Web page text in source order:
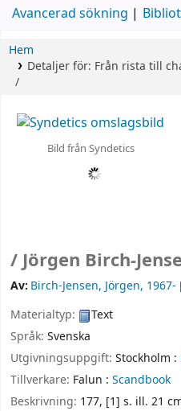
Avancerad sökning
Hem
Detaljer för: Från rista till
/
Bild från Syndetics
/ Jörgen Birch-
Av: Birch-Jensen, Jörgen, 1967-
Materialtyp:
Text
Språk: Svenska
Utgivningsuppgift: Stockholm :
Tillverkare: Falun : Scandbook
Beskrivning: 177, [1] s. ill. 21